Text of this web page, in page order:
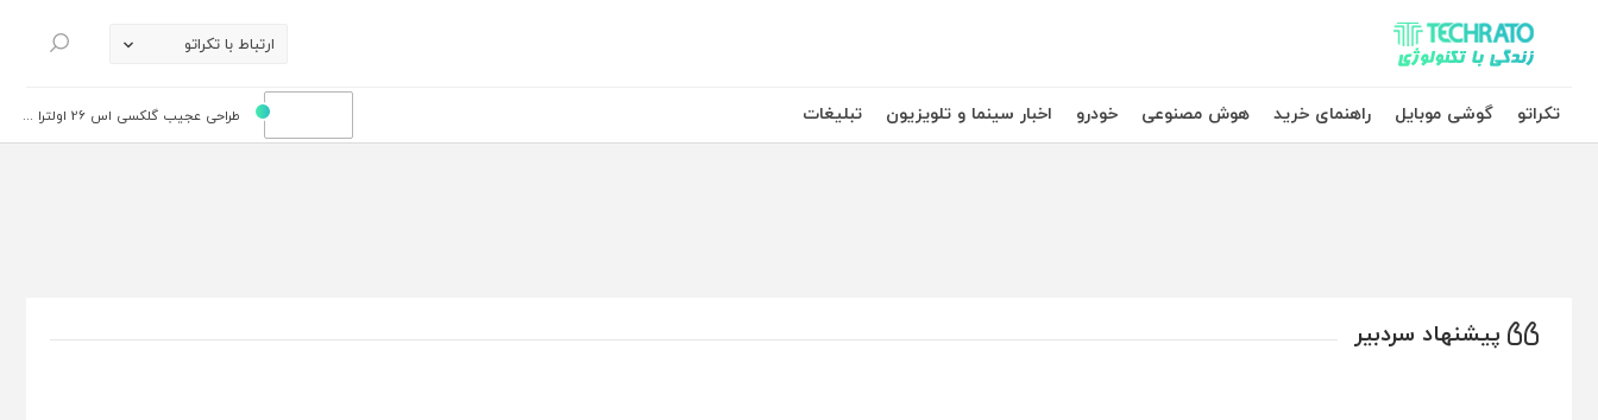
تکراتو – زندگی با تکنولوژی ارتباط با تکراتو
جستجو
تکراتو
گوشی موبایل راهنمای خرید هوش مصنوعی خودرو اخبار سینما و تلویزیون تبلیغات طراحی عجیب گلکسی اس 26 اولترا ...
پیشنهاد سردبیر